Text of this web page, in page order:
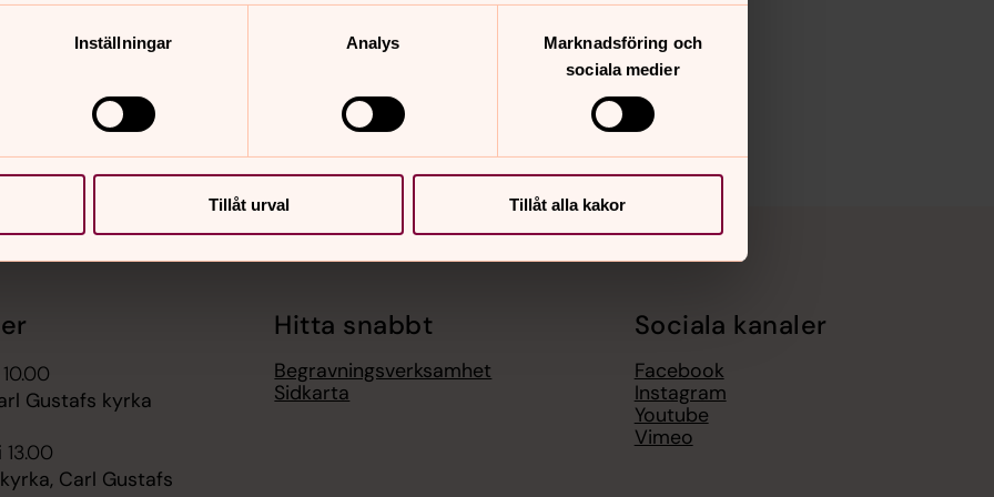
Inställningar Analys
Marknadsföring och
sociala medier
Tillåt urval Tillåt alla kakor
Gustafs kyrka
13.00
Carl Gustafs
Hitta snabbt
Begravningsverksamhet
Sidkarta
Sociala kanaler
Facebook
Instagram
Youtube
Vimeo